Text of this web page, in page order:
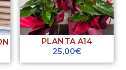
PLANTA A14
25,00€